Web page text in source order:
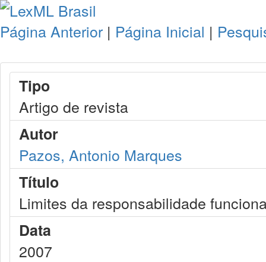
Página Anterior | Página Inicial |
Tipo
Artigo de revista
Autor
Pazos, Antonio Marques
Título
Limites da responsabilidade
Data
2007